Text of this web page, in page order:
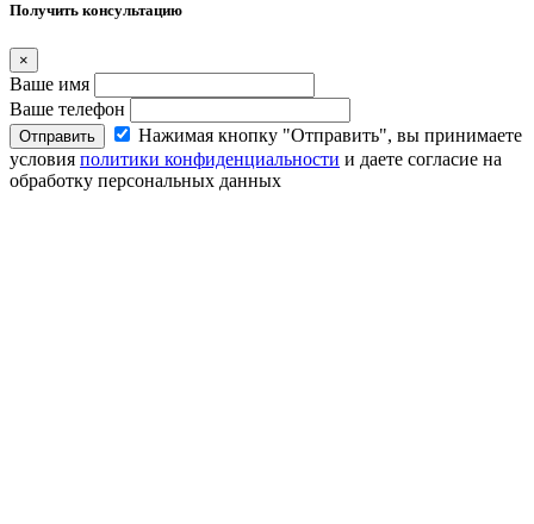
Получить консультацию
×
Ваше имя
Ваше телефон
Отправить
Нажимая кнопку "Отправить", вы принимаете
условия политики конфиденциальности и даете согласие на
обработку персональных данных